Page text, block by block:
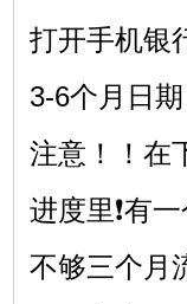
打开手机银
3-6个月日
注意！！在
进度里❗有
不够三个月